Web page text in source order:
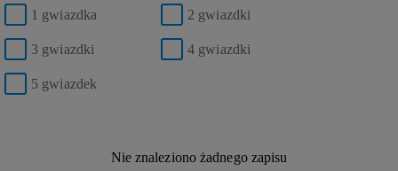
1 gwiazdka 2 gwiazdki
3 gwiazdki 4 gwiazdki
5 gwiazdek
Nie znaleziono żadnego zapisu